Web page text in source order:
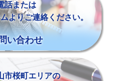
話または
よりご連絡ください。
い合わせ
市桜町エリアの